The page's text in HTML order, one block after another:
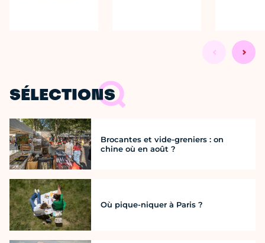
SÉLECTIONS
Brocantes et vide-greniers : on
chine où en août ?
Où pique-niquer à Paris ?